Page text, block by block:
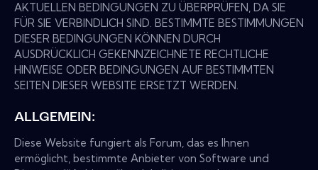
AKTUELLEN BEDINGUNGEN ZU ÜBERPRÜFEN, DA SIE
FÜR SIE VERBINDLICH SIND. BESTIMMTE BESTIMMUNGEN
DIESER BEDINGUNGEN KÖNNEN DURCH
AUSDRÜCKLICH GEKENNZEICHNETE RECHTLICHE
HINWEISE ODER BEDINGUNGEN AUF BESTIMMTEN
SEITEN DIESER WEBSITE ERSETZT WERDEN.
ALLGEMEIN:
Diese Website fungiert als Forum, das es Ihnen
ermöglicht, bestimmte Anbieter von Software und